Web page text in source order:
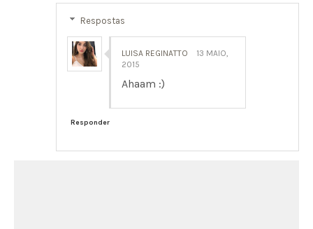
Respostas
LUISA REGINATTO
13 MAIO,
2015
Ahaam :)
Responder